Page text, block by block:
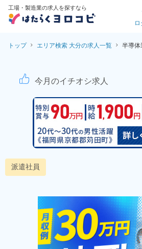
工場・製造業の求人を探すなら
トップ エリア検索 大分の求人一覧 半導体
【最短翌日赴任
今月のイチオシ求人
派遣社員